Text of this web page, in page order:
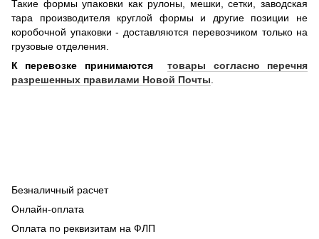
Такие формы упаковки как рулоны, мешки, сетки, заводская
тара производителя круглой формы и другие позиции не
коробочной упаковки - доставляются перевозчиком только на
грузовые отделения.
К перевозке принимаютсятовары согласно перечня
разрешенных правилами Новой Почты.
Безналичный расчет
Онлайн-оплата
Оплата по реквизитам на ФЛП